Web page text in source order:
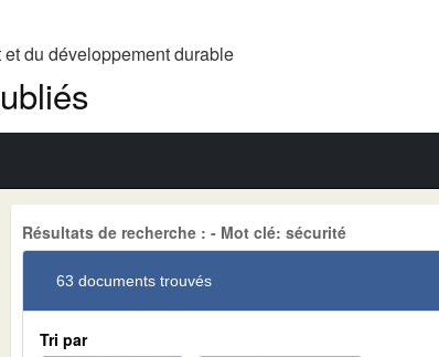
du développement durable
Résultats de recherche : - Mot clé: sécurité
63 documents trouvés
Tri par